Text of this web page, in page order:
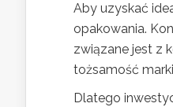
Aby uzyskać
opakowania.
związane jest z
tożsamość
Dlatego